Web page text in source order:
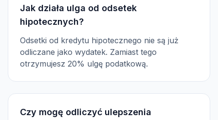
Jak działa ulga od odsetek
hipotecznych?
Odsetki od kredytu hipotecznego nie są już
odliczane jako wydatek. Zamiast tego
otrzymujesz 20% ulgę podatkową.
Czy mogę odliczyć ulepszenia